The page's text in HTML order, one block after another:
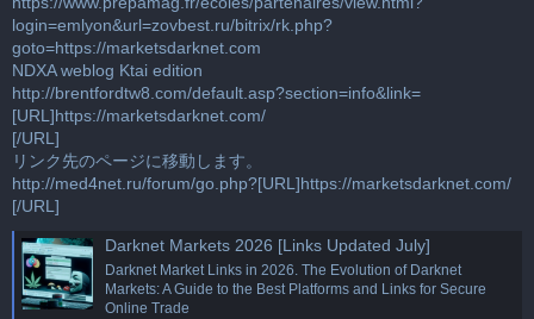
login=emlyon&url=zovbest.ru/bitrix/rk.php?
goto=https://marketsdarknet.com
NDXA weblog Ktai edition
http://brentfordtw8.com/default.asp?section=info&link=
[URL]https://marketsdarknet.com/
[/URL]
リンク先のページに移動します。
http://med4net.ru/forum/go.php?[URL]https://marketsdarknet.com/
[/URL]
Darknet Markets 2026 [Links Updated July]
Darknet Market Links in 2026. The Evolution of Darknet
Markets: A Guide to the Best Platforms and Links for Secure
Online Trade